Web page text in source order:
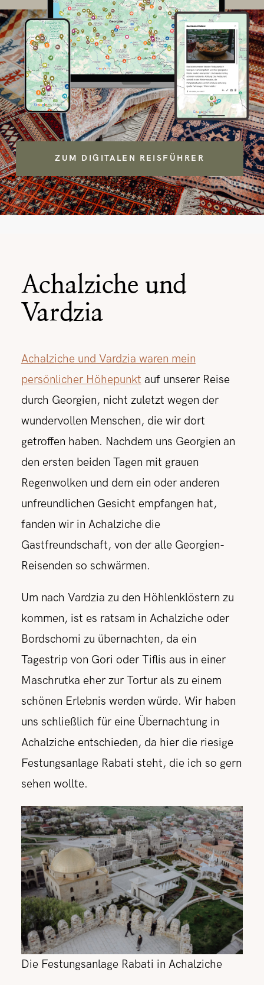
ZUM DIGITALEN REISFÜHRER
Achalziche und
Vardzia
Achalziche und Vardzia waren mein
persönlicher Höhepunkt auf unserer Reise
durch Georgien, nicht zuletzt wegen der
wundervollen Menschen, die wir dort
getroffen haben. Nachdem uns Georgien an
den ersten beiden Tagen mit grauen
Regenwolken und dem ein oder anderen
unfreundlichen Gesicht empfangen hat,
fanden wir in Achalziche die
Gastfreundschaft, von der alle Georgien-
Reisenden so schwärmen.
Um nach Vardzia zu den Höhlenklöstern zu
kommen, ist es ratsam in Achalziche oder
Bordschomi zu übernachten, da ein
Tagestrip von Gori oder Tiflis aus in einer
Maschrutka eher zur Tortur als zu einem
schönen Erlebnis werden würde. Wir haben
uns schließlich für eine Übernachtung in
Achalziche entschieden, da hier die riesige
Festungsanlage Rabati steht, die ich so gern
sehen wollte.
Die Festungsanlage Rabati in Achalziche